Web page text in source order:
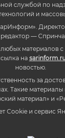
службой по
и
редактор —
материалов
на
новостью.
за
Такие материалы
материал» и
Cookie и сервиc